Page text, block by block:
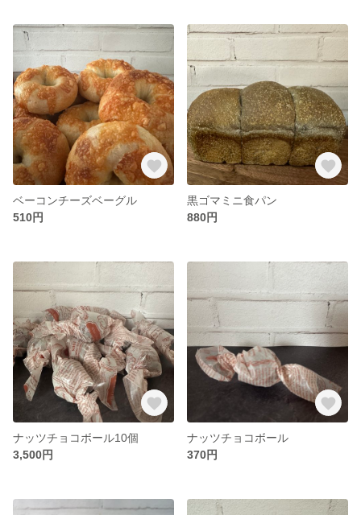
ベーコンチーズベーグル
510円
黒ゴマミニ食パン
880円
ナッツチョコボール10個
3,500円
ナッツチョコボール
370円